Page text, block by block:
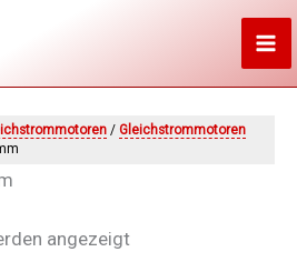
/ Gleichstrommotoren
angezeigt